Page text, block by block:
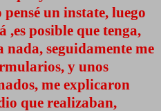
un instate, luego
,es posible que tenga,
nada, seguidamente me
y unos
me explicaron
que realizaban,